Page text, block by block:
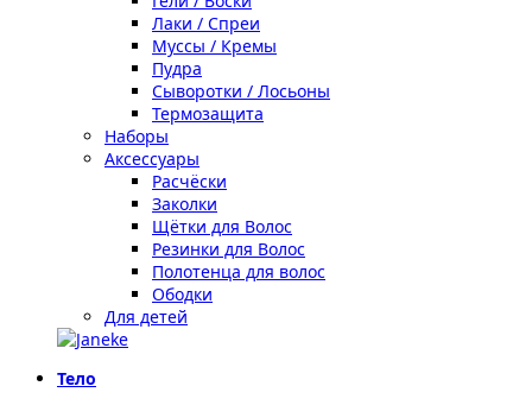
Лаки / Спреи
Муссы / Кремы
Пудра
Сыворотки / Лосьоны
Термозащита
Наборы
Аксессуары
Расчёски
Заколки
Щётки для Волос
Резинки для Волос
Полотенца для волос
Ободки
Для детей
Тело